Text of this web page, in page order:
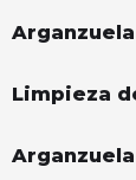
Arganzuela
Limpieza
Arganzuela